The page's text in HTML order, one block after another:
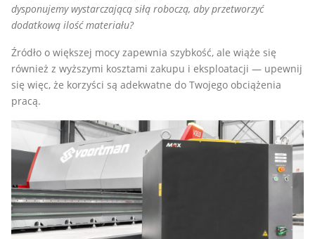
dysponujemy wystarczającą siłą roboczą, aby przetworzyć
dodatkową ilość materiału?
Źródło o większej mocy zapewnia szybkość, ale wiąże się
również z wyższymi kosztami zakupu i eksploatacji — upewnij
się więc, że korzyści są adekwatne do Twojego obciążenia
pracą.